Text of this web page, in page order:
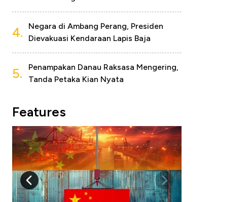
4.
Negara di Ambang Perang, Presiden
Dievakuasi Kendaraan Lapis Baja
5.
Penampakan Danau Raksasa Mengering,
Tanda Petaka Kian Nyata
Features